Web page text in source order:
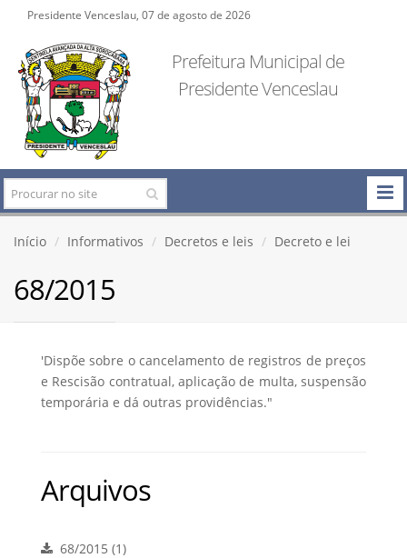
Presidente Venceslau, 07 de agosto de 2026
Prefeitura Municipal de
Presidente Venceslau
Início Informativos Decretos e leis Decreto e lei
68/2015
'Dispõe sobre o cancelamento de registros de preços
e Rescisão contratual, aplicação de multa, suspensão
temporária e dá outras providências."
Arquivos
68/2015 (1)